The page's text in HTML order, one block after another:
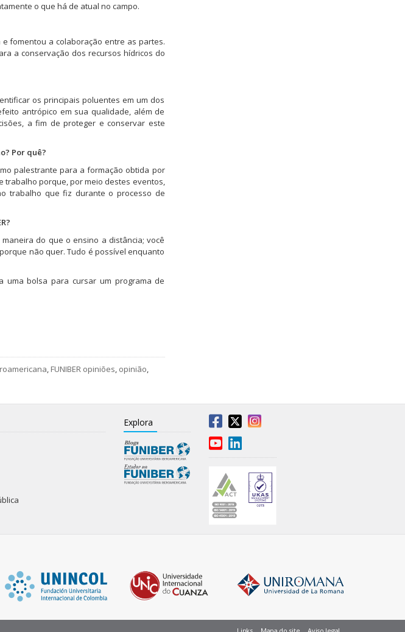
o que há de atual no campo.
fomentou a colaboração entre as partes.
a conservação dos recursos hídricos do
os principais poluentes em um dos
antrópico em sua qualidade, além de
a fim de proteger e conservar este
Por quê?
palestrante para a formação obtida por
trabalho porque, por meio destes eventos,
trabalho que fiz durante o processo de
?
do que o ensino a distância; você
não quer. Tudo é possível enquanto
uma bolsa para cursar um programa de
, FUNIBER opiniões, opinião,
Explora